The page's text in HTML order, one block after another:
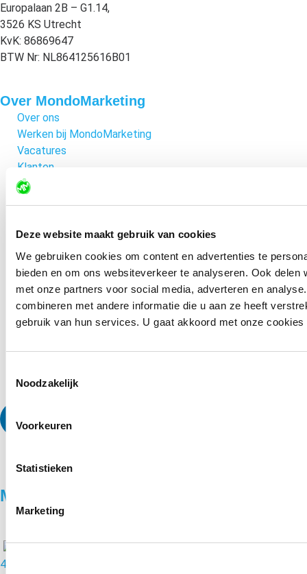
Deze website maakt gebruik van cookies
We gebruiken cookies om content en advertenties te
bieden en om ons websiteverkeer te analyseren. Ook
met onze partners voor social media, adverteren en
combineren met andere informatie die u aan ze heeft
gebruik van hun services. U gaat akkoord met onze
Noodzakelijk
Voorkeuren
Statistieken
Marketing
Europalaan 2B – G1.14,
3526 KS Utrecht
KvK: 86869647
BTW Nr: NL864125616B01
Over MondoMarketing
Over ons
Werken bij MondoMarketing
Vacatures
Klanten
Werkwijze
Bel ons
085-0601066
Mail ons
info@mondomarketing.nl
Stuur een bericht
Contactformulier
MondoMarketing
4.8/5